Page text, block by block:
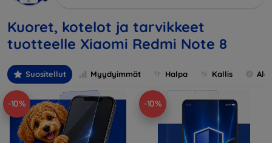
Kuoret, kotelot ja tarvikkeet
tuotteelle Xiaomi Redmi Note 8
Suositellut Myydyimmät Halpa Kallis
-10% -10%